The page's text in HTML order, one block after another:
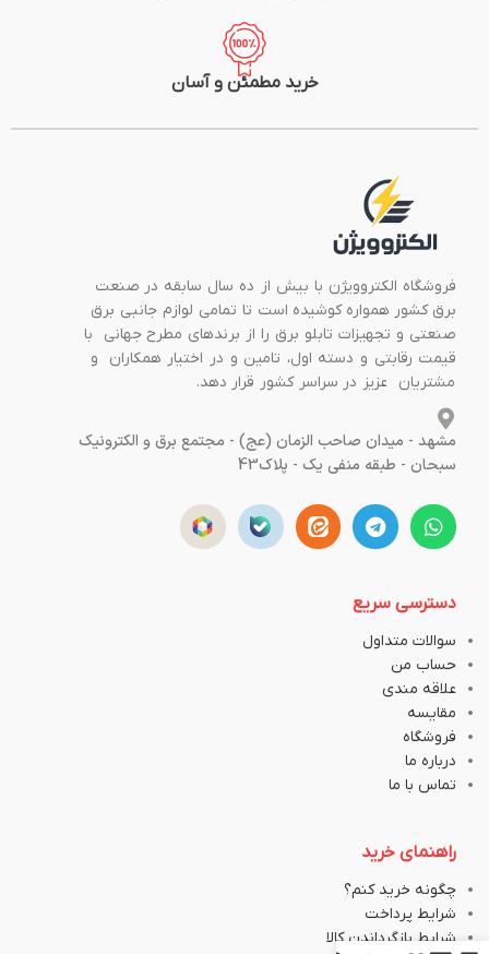
خرید مطمئن و آسان
فروشگاه الکتروویژن با بیش از ده سال سابقه در صنعت
برق کشور همواره کوشیده است تا تمامی لوازم جانبی برق
صنعتی و تجهیزات تابلو برق را از برندهای مطرح جهانی با
قیمت رقابتی و دسته اول، تامین و در اختیار همکاران و
مشتریان عزیز در سراسر کشور قرار دهد.
مشهد - میدان صاحب الزمان (عج) - مجتمع برق و الکترونیک
سبحان - طبقه منفی یک - پلاک43
دسترسی سریع
سوالات متداول
حساب من
علاقه مندی
مقایسه
فروشگاه
درباره ما
تماس با ما
راهنمای خرید
چگونه خرید کنم؟
شرایط پرداخت
شرایط بازگرداندن کالا